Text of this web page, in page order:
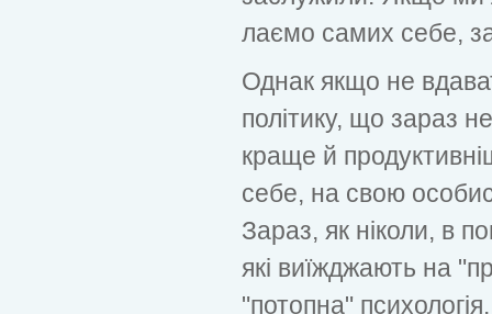
лаємо самих себе,
Однак якщо не
політику, що зараз
краще й
себе, на свою
Зараз, як ніколи, в
які виїжджають на
"потопна"